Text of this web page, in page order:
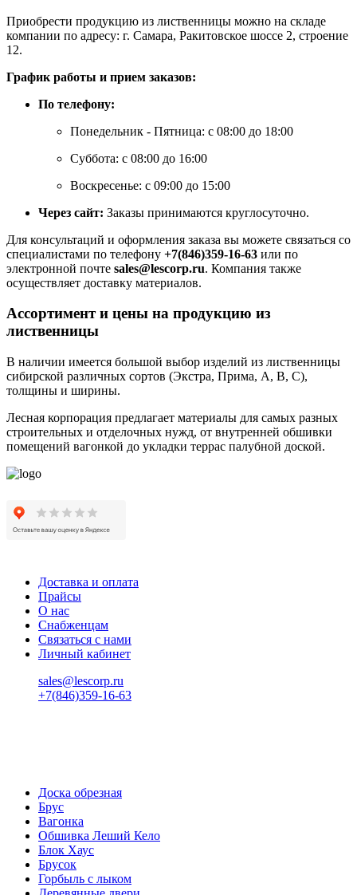
Приобрести продукцию из лиственницы можно на складе
компании по адресу: г. Самара, Ракитовское шоссе 2, строение
12.
График работы и прием заказов:
По телефону:
Понедельник - Пятница: с 08:00 до 18:00
Суббота: с 08:00 до 16:00
Воскресенье: с 09:00 до 15:00
Через сайт: Заказы принимаются круглосуточно.
Для консультаций и оформления заказа вы можете связаться со
специалистами по телефону +7(846)359-16-63 или по
электронной почте sales@lescorp.ru. Компания также
осуществляет доставку материалов.
Ассортимент и цены на продукцию из
лиственницы
В наличии имеется большой выбор изделий из лиственницы
сибирской различных сортов (Экстра, Прима, А, В, С),
толщины и ширины.
Лесная корпорация предлагает материалы для самых разных
строительных и отделочных нужд, от внутренней обшивки
помещений вагонкой до укладки террас палубной доской.
Доставка и оплата
Прайсы
О нас
Снабженцам
Связаться с нами
Личный кабинет
sales@lescorp.ru
+7(846)359-16-63
Доска обрезная
Брус
Вагонка
Обшивка Леший Кело
Блок Хаус
Брусок
Горбыль с лыком